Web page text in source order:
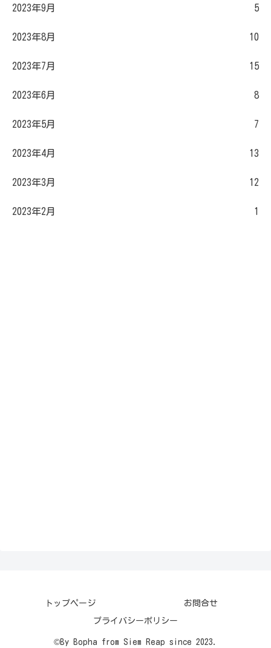
2023年9月 5
2023年8月 10
2023年7月 15
2023年6月 8
2023年5月 7
2023年4月 13
2023年3月 12
2023年2月 1
トップページ お問合せ
プライバシーポリシー
©By Bopha from Siem Reap since 2023.